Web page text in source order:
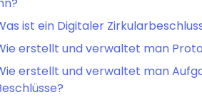
ist ein Digitaler
erstellt und verwaltet man
erstellt und verwaltet man